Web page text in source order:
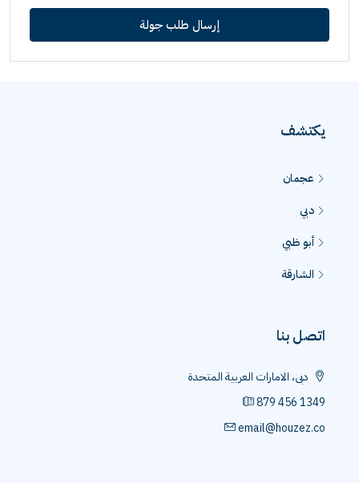
إرسال طلب جولة
يكتشف
عجمان
دبي
أبو ظبي
الشارقة
اتصل بنا
دبى، الامارات العربية المتحدة
879 456 1349
email@houzez.co